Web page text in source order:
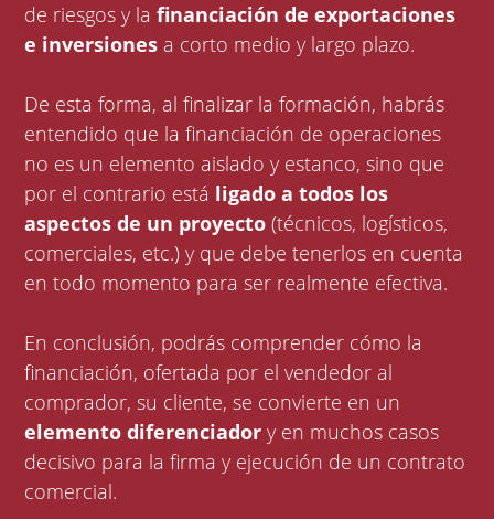
de riesgos y lafinanciación de exportaciones
e inversiones a corto medio y largo plazo.
De esta forma, al finalizar la formación, habrás
entendido que la financiación de operaciones
no es un elemento aislado y estanco, sino que
por el contrario está ligado a todos los
aspectos de un proyecto (técnicos, logísticos,
comerciales, etc.) y que debe tenerlos en cuenta
en todo momento para ser realmente efectiva.
En conclusión, podrás comprender cómo la
financiación, ofertada por el vendedor al
comprador, su cliente, se convierte en un
elemento diferenciador y en muchos casos
decisivo para la firma y ejecución de un contrato
comercial.